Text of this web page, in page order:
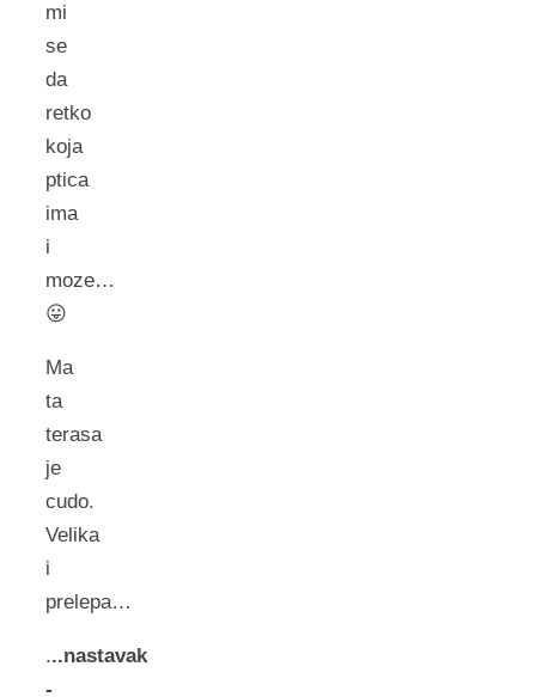
mi
se
da
retko
koja
ptica
ima
i
moze…
😛
Ma
ta
terasa
je
cudo.
Velika
i
prelepa…
...nastavak
-